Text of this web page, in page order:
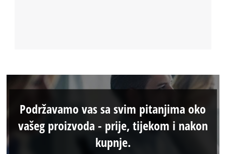
Podržavamo vas sa svim pitanjima oko
vašeg proizvoda - prije, tijekom i nakon
kupnje.